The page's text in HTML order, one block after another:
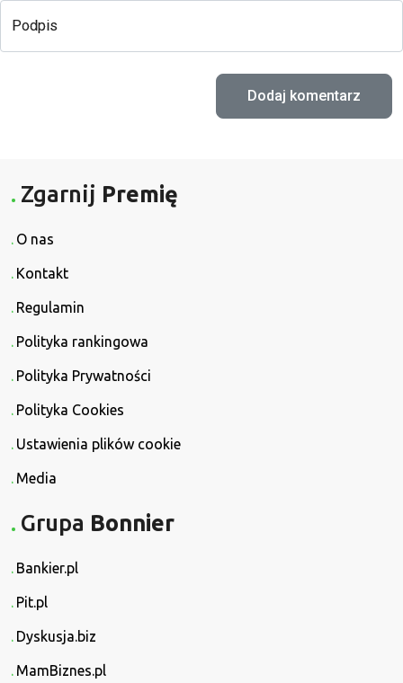
Podpis
Zgarnij Premię
O nas
Kontakt
Regulamin
Polityka rankingowa
Polityka Prywatności
Polityka Cookies
Ustawienia plików cookie
Media
Grupa Bonnier
Bankier.pl
Pit.pl
Dyskusja.biz
MamBiznes.pl